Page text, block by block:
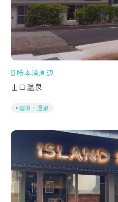
勝本港周辺
山口温泉
宿泊・温泉